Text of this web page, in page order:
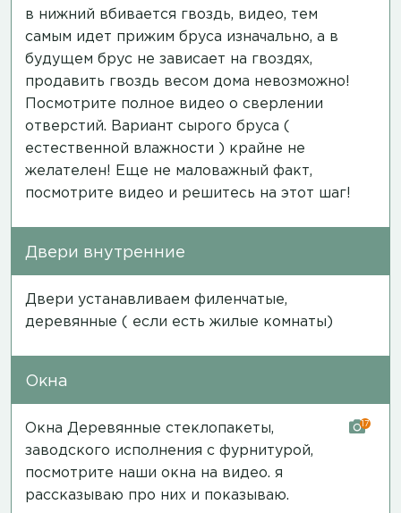
в нижний вбивается гвоздь, видео, тем
самым идет прижим бруса изначально, а в
будущем брус не зависает на гвоздях,
продавить гвоздь весом дома невозможно!
Посмотрите полное видео о сверлении
отверстий. Вариант сырого бруса (
естественной влажности ) крайне не
желателен! Еще не маловажный факт,
посмотрите видео и решитесь на этот шаг!
Двери внутренние
Двери устанавливаем филенчатые,
деревянные ( если есть жилые комнаты)
Окна
Окна Деревянные стеклопакеты,
заводского исполнения с фурнитурой,
посмотрите наши окна на видео. я
рассказываю про них и показываю.
17